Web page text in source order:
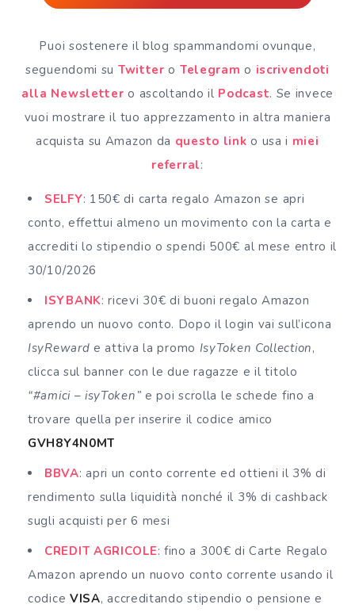
Puoi sostenere il blog spammandomi ovunque,
seguendomi su Twitter o Telegram o iscrivendoti
alla Newsletter o ascoltando il Podcast. Se invece
vuoi mostrare il tuo apprezzamento in altra maniera
acquista su Amazon da questo link o usa i miei
referral:
SELFY: 150€ di carta regalo Amazon se apri
conto, effettui almeno un movimento con la carta e
accrediti lo stipendio o spendi 500€ al mese entro il
30/10/2026
ISYBANK: ricevi 30€ di buoni regalo Amazon
aprendo un nuovo conto. Dopo il login vai sull’icona
IsyReward e attiva la promo IsyToken Collection,
clicca sul banner con le due ragazze e il titolo
“#amici – isyToken” e poi scrolla le schede fino a
trovare quella per inserire il codice amico
GVH8Y4N0MT
BBVA: apri un conto corrente ed ottieni il 3% di
rendimento sulla liquidità nonché il 3% di cashback
sugli acquisti per 6 mesi
CREDIT AGRICOLE: fino a 300€ di Carte Regalo
Amazon aprendo un nuovo conto corrente usando il
codice VISA, accreditando stipendio o pensione e